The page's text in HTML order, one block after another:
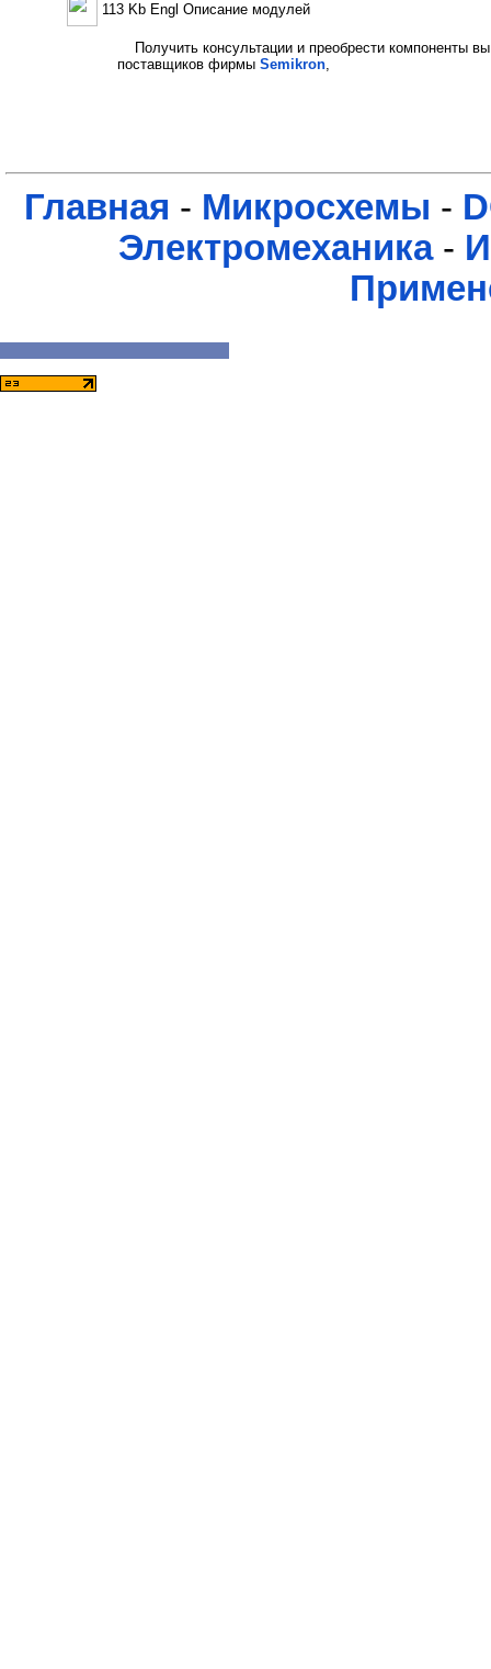
113 Kb Engl Описание модулей
Получить консультации и преобрести компоненты
поставщиков фирмы Semikron,
Главная - Микросхемы -
Электромеханика-